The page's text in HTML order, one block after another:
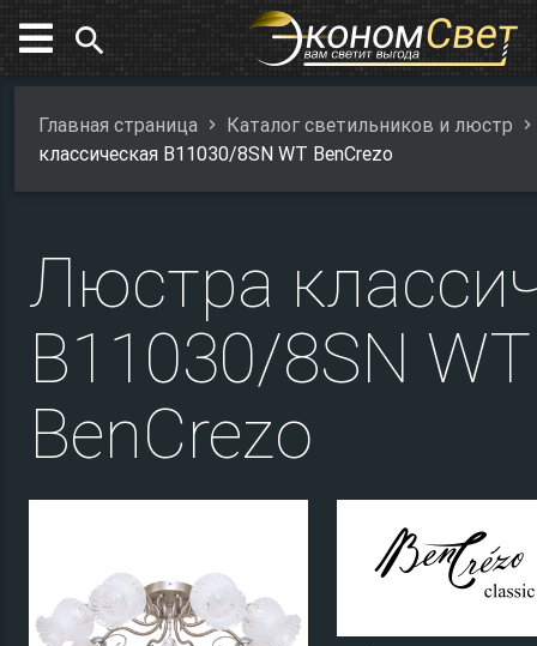
search
Главная страница
Каталог светильников и люстр
классическая B11030/8SN WT BenCrezo
Люстра
B11030/8SN WT
BenCrezo